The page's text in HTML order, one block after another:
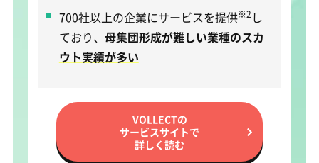
700社以上の企業にサービスを提供※2 し
ており、 母集団形成が難しい業種のスカ
ウト実績が多い
VOLLECTの
サービスサイトで
詳しく読む